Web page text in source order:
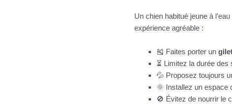
Un chien habitué jeune à
expérience agréable :
🎽 Faites porter un
⏳ Limitez la durée des
💦 Proposez toujours
🌞 Installez un espace
🚫 Évitez de nourrir le